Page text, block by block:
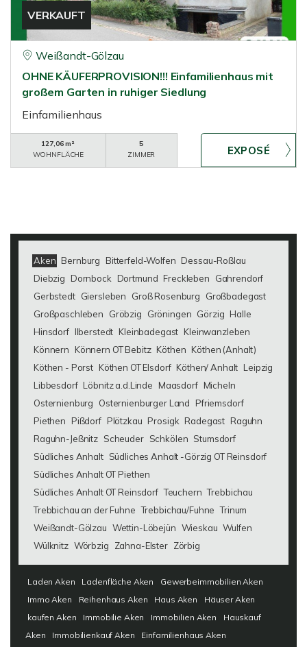
VERKAUFT
Weißandt-Gölzau
OHNE KÄUFERPROVISION!!! Einfamilienhaus mit
großem Garten in ruhiger Siedlung
Einfamilienhaus
127,06 m²
WOHNFLÄCHE
5
ZIMMER
Aken Bernburg Bitterfeld-Wolfen Dessau-Roßlau
Diebzig
Dornbock Dortmund Freckleben
Gahrendorf
Gerbstedt Giersleben Groß Rosenburg
Großbadegast
Großpaschleben
Gröbzig Gröningen Görzig Halle
Hinsdorf Ilberstedt Kleinbadegast Kleinwanzleben
Könnern
Könnern OT Bebitz Köthen Köthen (Anhalt)
Köthen - Porst Köthen OT Elsdorf Köthen/ Anhalt Leipzig
Libbesdorf Löbnitz a.d.Linde Maasdorf Micheln
Osternienburg
Osternienburger Land
Pfriemsdorf
Piethen
Pißdorf Plötzkau Prosigk Radegast Raguhn
Raguhn-Jeßnitz Scheuder Schkölen Stumsdorf
Südliches Anhalt Südliches Anhalt -Görzig OT Reinsdorf
Südliches Anhalt OT Piethen
Südliches Anhalt OT Reinsdorf Teuchern Trebbichau
Trebbichau an der Fuhne Trebbichau/Fuhne Trinum
Weißandt-Gölzau Wettin-Löbejün Wieskau Wulfen
Wülknitz Wörbzig Zahna-Elster Zörbig
Laden Aken Ladenfläche Aken
Gewerbeimmobilien Aken
Immo Aken
Reihenhaus Aken Haus Aken
Häuser Aken
kaufen Aken
Immobilie Aken Immobilien Aken
Hauskauf
Aken
Immobilienkauf Aken
Einfamilienhaus Aken